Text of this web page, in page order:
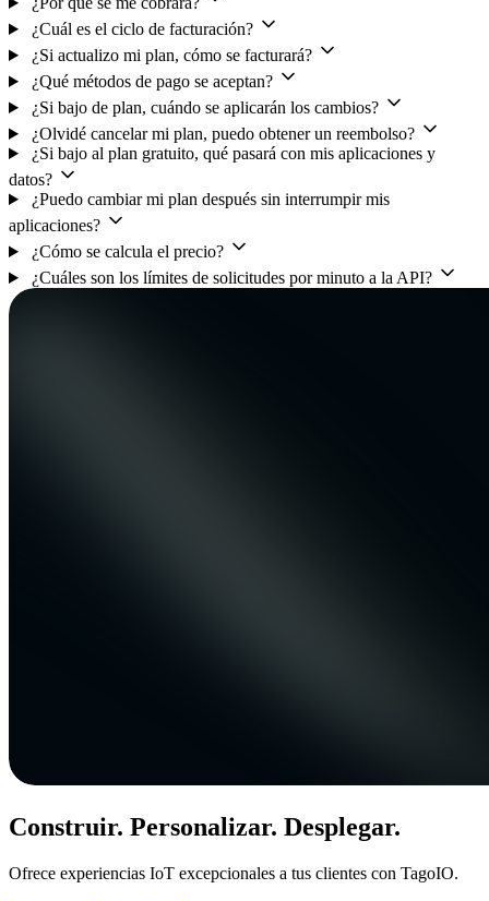
¿Cuál es el ciclo de facturación?
¿Si actualizo mi plan, cómo se facturará?
¿Qué métodos de pago se aceptan?
¿Si bajo de plan, cuándo se aplicarán los cambios?
¿Olvidé cancelar mi plan, puedo obtener un reembolso?
¿Si bajo al plan gratuito, qué pasará con mis aplicaciones y
datos?
¿Puedo cambiar mi plan después sin interrumpir mis
aplicaciones?
¿Cómo se calcula el precio?
¿Cuáles son los límites de solicitudes por minuto a la API?
Construir. Personalizar. Desplegar.
Ofrece experiencias IoT excepcionales a tus clientes con TagoIO.